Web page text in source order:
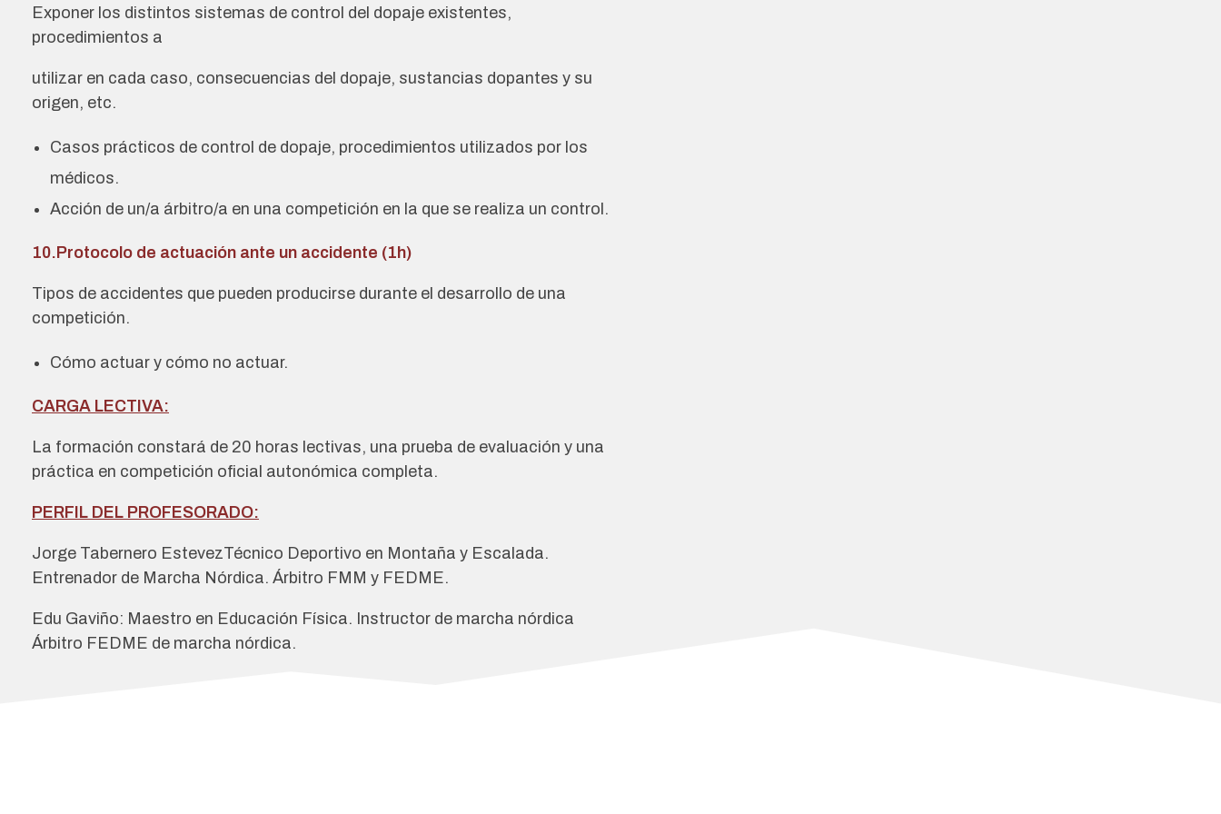
Exponer los distintos sistemas de control del dopaje existentes,
procedimientos a
utilizar en cada caso, consecuencias del dopaje, sustancias dopantes y su
origen, etc.
Casos prácticos de control de dopaje, procedimientos utilizados por los
médicos.
Acción de un/a árbitro/a en una competición en la que se realiza un control.
10.Protocolo de actuación ante un accidente (1h)
Tipos de accidentes que pueden producirse durante el desarrollo de una
competición.
Cómo actuar y cómo no actuar.
CARGA LECTIVA:
La formación constará de 20 horas lectivas, una prueba de evaluación y una
práctica en competición oficial autonómica completa.
PERFIL DEL PROFESORADO:
Jorge Tabernero EstevezTécnico Deportivo en Montaña y Escalada.
Entrenador de Marcha Nórdica. Árbitro FMM y FEDME.
Edu Gaviño: Maestro en Educación Física. Instructor de marcha nórdica
Árbitro FEDME de marcha nórdica.